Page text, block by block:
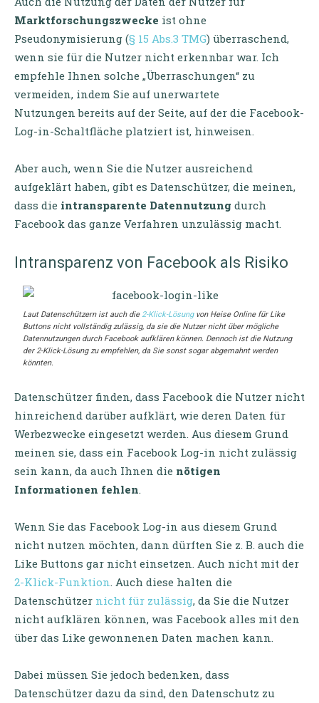
Marktforschungszwecke ist ohne
Pseudonymisierung (§ 15 Abs.3 TMG) überraschend,
wenn sie für die Nutzer nicht erkennbar war. Ich
empfehle Ihnen solche „Überraschungen“ zu
vermeiden, indem Sie auf unerwartete
Nutzungen bereits auf der Seite, auf der die Facebook-
Log-in-Schaltfläche platziert ist, hinweisen.
Aber auch, wenn Sie die Nutzer ausreichend
aufgeklärt haben, gibt es Datenschützer, die meinen,
dass die intransparente Datennutzung durch
Facebook das ganze Verfahren unzulässig macht.
Intransparenz von Facebook als Risiko
Laut Datenschützern ist auch die2-Klick-Lösungvon Heise Online für Like
Buttons nicht vollständig zulässig, da sie die Nutzer nicht über mögliche
Datennutzungen durch Facebook aufklären können. Dennoch ist die Nutzung
der 2-Klick-Lösung zu empfehlen, da Sie sonst sogar abgemahnt werden
könnten.
Datenschützer finden, dass Facebook die Nutzer nicht
hinreichend darüber aufklärt, wie deren Daten für
Werbezwecke eingesetzt werden. Aus diesem Grund
meinen sie, dass ein Facebook Log-in nicht zulässig
sein kann, da auch Ihnen die nötigen
Informationen fehlen
Wenn Sie das Facebook Log-in aus diesem Grund
nicht nutzen möchten, dann dürften Sie z. B. auch die
Like Buttons gar nicht einsetzen. Auch nicht mit der
2-Klick-Funktion . Auch diese halten die
Datenschützer nicht für zulässig, da Sie die Nutzer
nicht aufklären können, was Facebook alles mit den
über das Like gewonnenen Daten machen kann.
Dabei müssen Sie jedoch bedenken, dass
Datenschützer dazu da sind, den Datenschutz zu